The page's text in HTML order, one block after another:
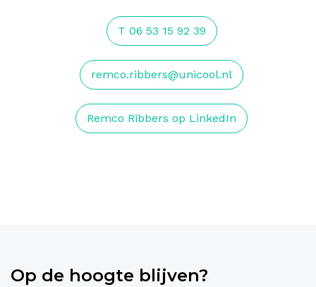
T 06 53 15 92 39
remco.ribbers@unicool.nl
Remco Ribbers op LinkedIn
Op de hoogte blijven?